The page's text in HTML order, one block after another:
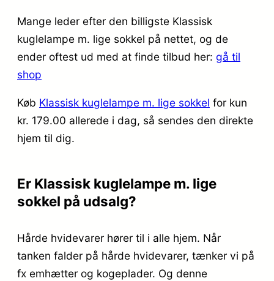
Mange leder efter den billigste Klassisk
kuglelampe m. lige sokkel på nettet, og de
ender oftest ud med at finde tilbud her: gå til
shop
Køb Klassisk kuglelampe m. lige sokkel for kun
kr. 179.00 allerede i dag, så sendes den direkte
hjem til dig.
Er Klassisk kuglelampe m. lige
sokkel på udsalg?
Hårde hvidevarer hører til i alle hjem. Når
tanken falder på hårde hvidevarer, tænker vi på
fx emhætter og kogeplader. Og denne